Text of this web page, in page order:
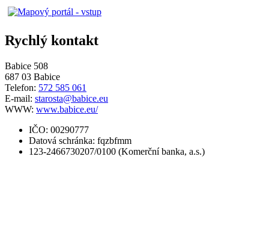
Rychlý kontakt
Babice 508
687 03 Babice
Telefon: 572 585 061
E-mail: starosta@babice.eu
WWW: www.babice.eu/
IČO: 00290777
Datová schránka: fqzbfmm
123-2466730207/0100 (Komerční banka, a.s.)